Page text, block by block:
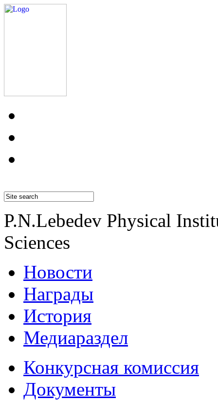
P.N.Lebedev Physical
Sciences
Новости
Награды
История
Медиараздел
Конкурсная комиссия
Документы